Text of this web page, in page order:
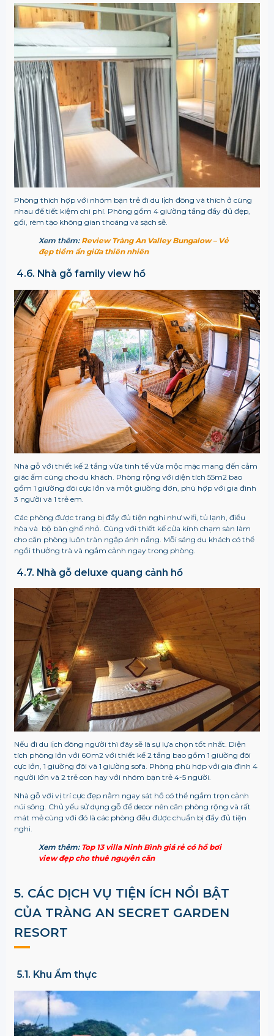
Phòng thích hợp với nhóm bạn trẻ đi du lịch đông và thích ở cùng
nhau để tiết kiệm chi phí. Phòng gồm 4 giường tầng đầy đủ đẹp,
gối, rèm tạo không gian thoáng và sạch sẽ.
Xem thêm: Review Tràng An Valley Bungalow – Vẻ
đẹp tiềm ẩn giữa thiên nhiên
4.6. Nhà gỗ family view hồ
Nhà gỗ với thiết kế 2 tầng vừa tinh tế vừa mộc mạc mang đến cảm
giác ấm cúng cho du khách. Phòng rộng với diện tích 55m2 bao
gồm 1 giường đôi cực lớn và một giường đơn, phù hợp với gia đình
3 người và 1 trẻ em.
Các phòng được trang bị đầy đủ tiện nghi như wifi, tủ lạnh, điều
hòa và bộ bàn ghế nhỏ. Cùng với thiết kế cửa kính chạm sàn làm
cho căn phòng luôn tràn ngập ánh nắng. Mỗi sáng du khách có thể
ngồi thưởng trà và ngắm cảnh ngay trong phòng.
4.7. Nhà gỗ deluxe quang cảnh hồ
Nếu đi du lịch đông người thì đây sẽ là sự lựa chọn tốt nhất. Diện
tích phòng lớn với 60m2 với thiết kế 2 tầng bao gồm 1 giường đôi
cực lớn, 1 giường đôi và 1 giường sofa. Phòng phù hợp với gia đình 4
người lớn và 2 trẻ con hay với nhóm bạn trẻ 4-5 người.
Nhà gỗ với vị trí cực đẹp nằm ngay sát hồ có thể ngắm trọn cảnh
núi sông. Chủ yếu sử dụng gỗ để decor nên căn phòng rộng và rất
mát mẻ cùng với đó là các phòng đều được chuẩn bị đầy đủ tiện
nghi.
Xem thêm: Top 13 villa Ninh Bình giá rẻ có hồ bơi
view đẹp cho thuê nguyên căn
5. CÁC DỊCH VỤ TIỆN ÍCH NỔI BẬT
CỦA TRÀNG AN SECRET GARDEN
RESORT
5.1. Khu Ẩm thực